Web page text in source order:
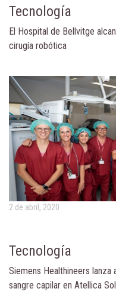
Tecnología
El Hospital de Bellvitge
cirugía robótica
2 de abril, 2020
Tecnología
Siemens Healthineers
sangre capilar en Atellica